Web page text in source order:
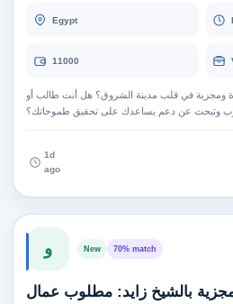
Egypt
11000
في قلب مدينة الشروق؟ هل أنت طالب أو
1d
ago
و New 70% match
بالشيخ زايد: مطلوب عمال